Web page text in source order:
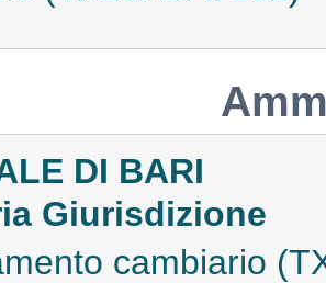
DI BARI
Giurisdizione
cambiario